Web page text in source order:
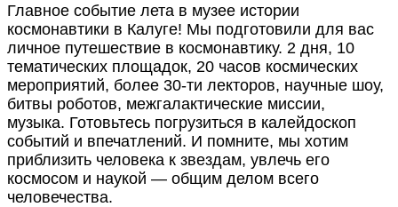
Главное событие лета в музее истории
космонавтики в Калуге! Мы подготовили для вас
личное путешествие в космонавтику. 2 дня, 10
тематических площадок, 20 часов космических
мероприятий, более 30-ти лекторов, научные шоу,
битвы роботов, межгалактические миссии,
музыка. Готовьтесь погрузиться в калейдоскоп
событий и впечатлений. И помните, мы хотим
приблизить человека к звездам, увлечь его
космосом и наукой — общим делом всего
человечества.